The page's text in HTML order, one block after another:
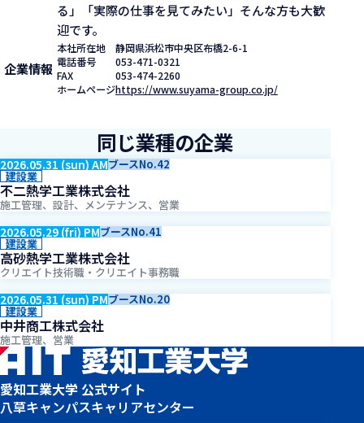
る」「実際の仕事を見てみたい」そんな方も大歓
迎です。
企業情報
本社所在地
静岡県浜松市中央区布橋2-6-1
電話番号
053-471-0321
FAX
053-474-2260
ホームページhttps://www.suyama-group.co.jp/
同じ業種の企業
2026.05.31 (sun) AMブースNo.42
建設業
不二熱学工業株式会社
施工管理、設計、メンテナンス、営業
2026.05.29 (fri) PMブースNo.41
建設業
高砂熱学工業株式会社
クリエイト技術職・クリエイト事務職
2026.05.31 (sun) PMブースNo.20
建設業
中井商工株式会社
施工管理、営業
愛知工業大学 公式サイト
八草キャンパスキャリアセンター